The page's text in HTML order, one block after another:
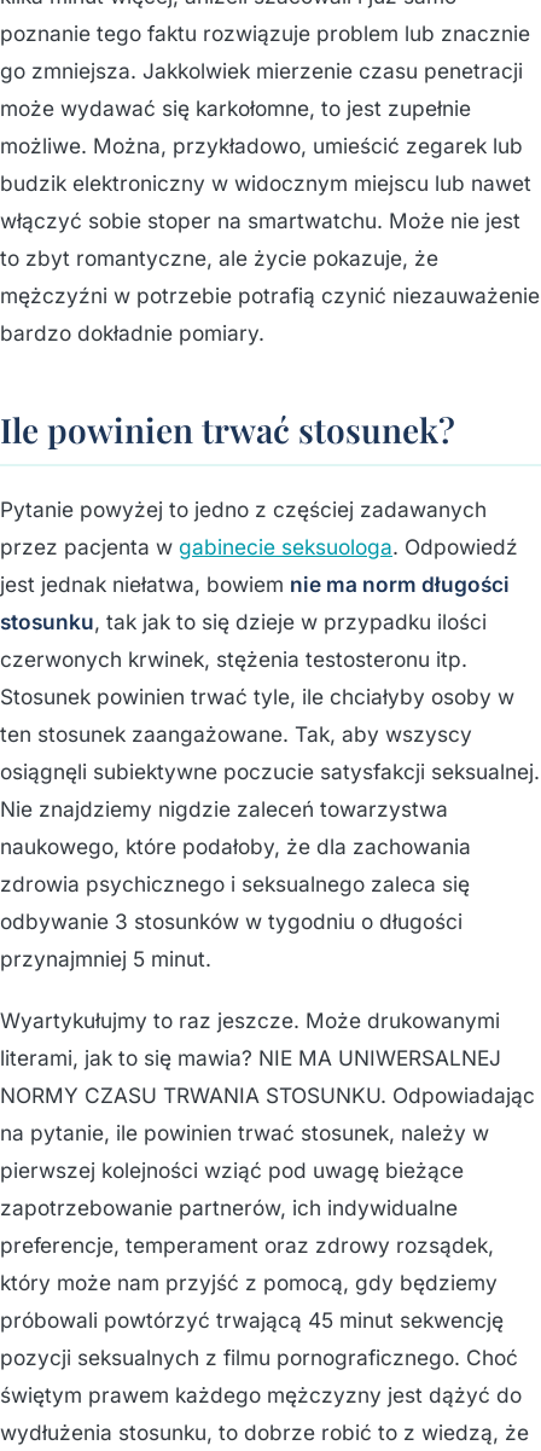
poznanie tego faktu rozwiązuje problem lub znacznie
go zmniejsza. Jakkolwiek mierzenie czasu penetracji
może wydawać się karkołomne, to jest zupełnie
możliwe. Można, przykładowo, umieścić zegarek lub
budzik elektroniczny w widocznym miejscu lub nawet
włączyć sobie stoper na smartwatchu. Może nie jest
to zbyt romantyczne, ale życie pokazuje, że
mężczyźni w potrzebie potrafią czynić niezauważenie
bardzo dokładnie pomiary.
Ile powinien trwać stosunek?
Pytanie powyżej to jedno z częściej zadawanych
przez pacjenta w gabinecie seksuologa. Odpowiedź
jest jednak niełatwa, bowiem nie ma norm długości
stosunku, tak jak to się dzieje w przypadku ilości
czerwonych krwinek, stężenia testosteronu itp.
Stosunek powinien trwać tyle, ile chciałyby osoby w
ten stosunek zaangażowane. Tak, aby wszyscy
osiągnęli subiektywne poczucie satysfakcji seksualnej.
Nie znajdziemy nigdzie zaleceń towarzystwa
naukowego, które podałoby, że dla zachowania
zdrowia psychicznego i seksualnego zaleca się
odbywanie 3 stosunków w tygodniu o długości
przynajmniej 5 minut.
Wyartykułujmy to raz jeszcze. Może drukowanymi
literami, jak to się mawia? NIE MA UNIWERSALNEJ
NORMY CZASU TRWANIA STOSUNKU. Odpowiadając
na pytanie, ile powinien trwać stosunek, należy w
pierwszej kolejności wziąć pod uwagę bieżące
zapotrzebowanie partnerów, ich indywidualne
preferencje, temperament oraz zdrowy rozsądek,
który może nam przyjść z pomocą, gdy będziemy
próbowali powtórzyć trwającą 45 minut sekwencję
pozycji seksualnych z filmu pornograficznego. Choć
świętym prawem każdego mężczyzny jest dążyć do
wydłużenia stosunku, to dobrze robić to z wiedzą, że